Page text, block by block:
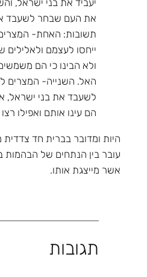
יעביד את בני ישראל,
את העם שבחר לשעבד
תשובות: האחת-
ייחסו לעצמם
ולא הבינו כי הם
האל. השנייה- המצרים
לשעבד את בני ישראל,
הם עינו אותם ואפילו
היות ומדובר בברית חד
עובר בין הנתחים של הבהמות
אשר מייצגת אותו.
תגובות